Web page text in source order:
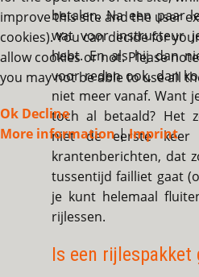
betalen. Na een paar
wat voor instructeur
hebt. En als hij dan
voor reden ook, dan
niet meer vanaf. Want
toch al betaald? Het
niet de eerste keer
krantenberichten, dat
tussentijd failliet gaat
je kunt helemaal
rijlessen.
Is een rijlespakket
improve this site and the user
cookies). You can decide for
allow cookies or not. Please
you may not be able to use all
Ok Decline
More information|Imprint